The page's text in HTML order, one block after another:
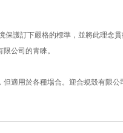
護訂下嚴格的標準，並將此理念貫
公司的青睞。
適用於各種場合。迎合蜆殼有限